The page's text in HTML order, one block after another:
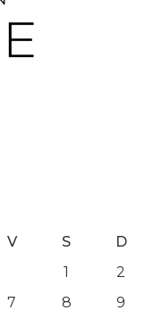
V S
D
1
2
7 8 9